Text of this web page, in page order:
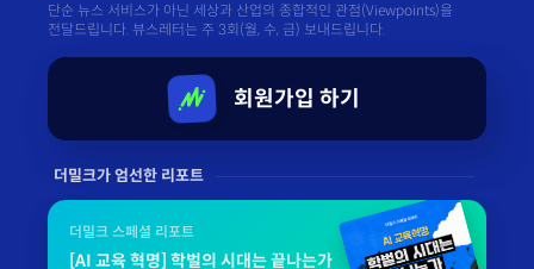
커뮤니티 가이드를 준수해주세요
댓글
« 다음 »
단순 뉴스 서비스가 아닌 세상과 산업의 종합적인 관점(Viewpoints)을
전달드립니다. 뷰스레터는 주 3회(월, 수, 금) 보내드립니다.
회원가입 하기
더밀크가 엄선한 리포트
더밀크 스페셜 리포트
[AI 교육 혁명] 학벌의 시대는 끝나는가